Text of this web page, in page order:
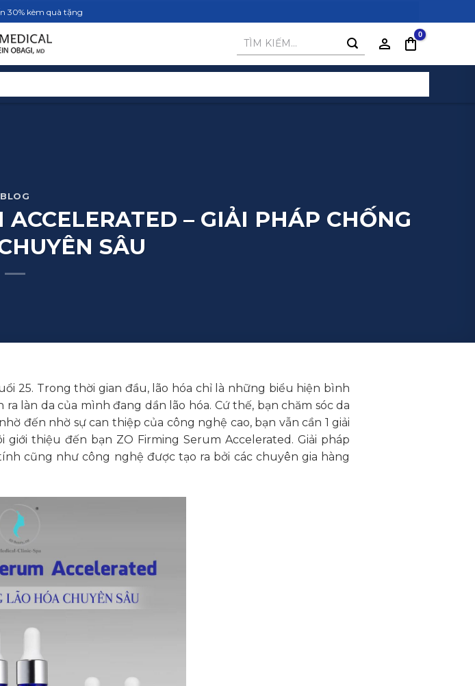
30% kèm quà tặng
Tìm
BLOG
– GIẢI PHÁP CHỐNG
SÂU
25. Trong thời gian đầu, lão hóa chỉ là những biểu hiện bình
làn da của mình đang dần lão hóa. Cứ thế, bạn chăm sóc da
đến nhờ sự can thiệp của công nghệ cao, bạn vẫn cần 1 giải
thiệu đến bạn ZO Firming Serum Accelerated. Giải pháp
cũng như công nghệ được tạo ra bởi các chuyên gia hàng